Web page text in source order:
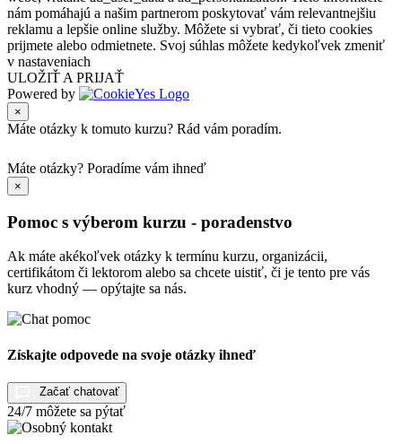
nám pomáhajú a našim partnerom poskytovať vám relevantnejšiu
reklamu a lepšie online služby. Môžete si vybrať, či tieto cookies
prijmete alebo odmietnete. Svoj súhlas môžete kedykoľvek zmeniť
v nastaveniach
ULOŽIŤ A PRIJAŤ
Powered by
×
Máte otázky k tomuto kurzu? Rád vám poradím.
Máte otázky? Poradíme vám ihneď
×
Pomoc s výberom kurzu - poradenstvo
Ak máte akékoľvek otázky k termínu kurzu, organizácii,
certifikátom či lektorom alebo sa chcete uistiť, či je tento pre vás
kurz vhodný — opýtajte sa nás.
Získajte odpovede na svoje otázky ihneď
Začať chatovať
24/7 môžete sa pýtať